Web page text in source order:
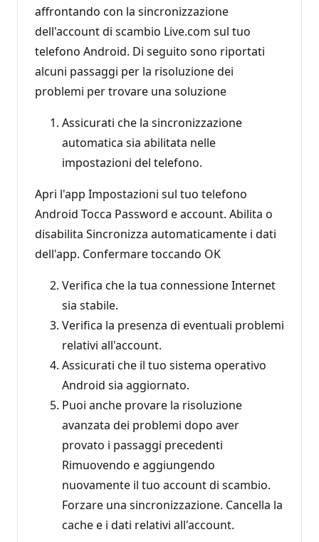
affrontando con la sincronizzazione
dell'account di scambio Live.com sul tuo
telefono Android. Di seguito sono riportati
alcuni passaggi per la risoluzione dei
problemi per trovare una soluzione
Assicurati che la sincronizzazione
automatica sia abilitata nelle
impostazioni del telefono.
Apri l'app Impostazioni sul tuo telefono
Android Tocca Password e account. Abilita o
disabilita Sincronizza automaticamente i dati
dell'app. Confermare toccando OK
Verifica che la tua connessione Internet
sia stabile.
Verifica la presenza di eventuali problemi
relativi all'account.
Assicurati che il tuo sistema operativo
Android sia aggiornato.
Puoi anche provare la risoluzione
avanzata dei problemi dopo aver
provato i passaggi precedenti
Rimuovendo e aggiungendo
nuovamente il tuo account di scambio.
Forzare una sincronizzazione. Cancella la
cache e i dati relativi all'account.